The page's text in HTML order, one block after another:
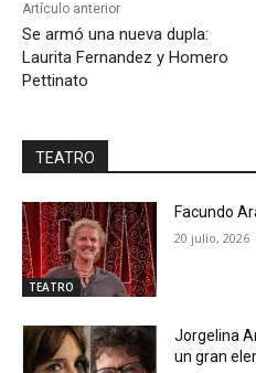
Artículo anterior
Se armó una nueva dupla:
Laurita Fernandez y Homero
Pettinato
TEATRO
TEATRO
Facundo
20 julio, 2026
Jorgelina
un gran